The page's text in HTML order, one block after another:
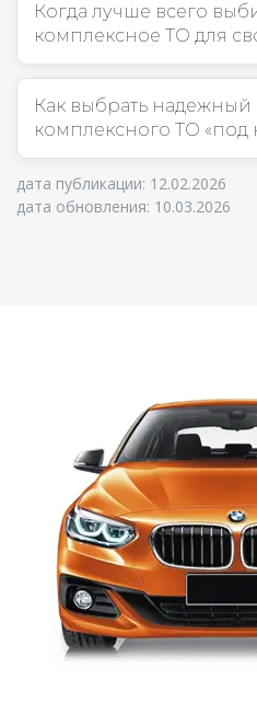
Когда лучше всего
комплексное ТО для
Как выбрать надежный
комплексного ТО «под
дата публикации: 12.02.2026
дата обновления: 10.03.2026